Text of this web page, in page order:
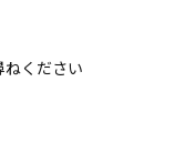
ください